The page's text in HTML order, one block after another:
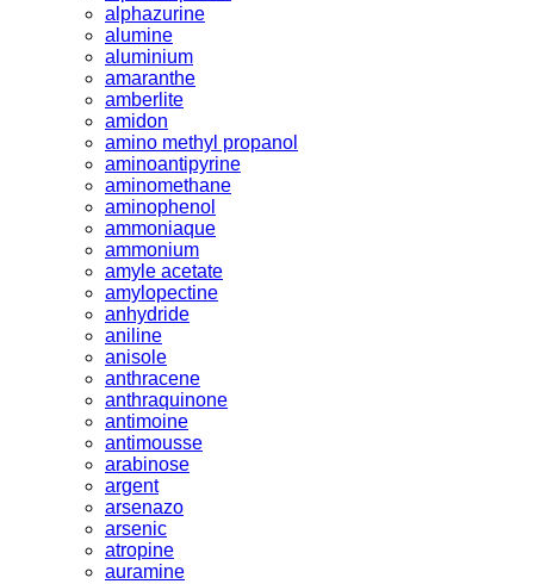
alphazurine
alumine
aluminium
amaranthe
amberlite
amidon
amino methyl propanol
aminoantipyrine
aminomethane
aminophenol
ammoniaque
ammonium
amyle acetate
amylopectine
anhydride
aniline
anisole
anthracene
anthraquinone
antimoine
antimousse
arabinose
argent
arsenazo
arsenic
atropine
auramine